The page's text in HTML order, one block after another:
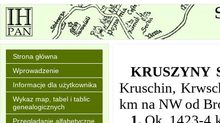
Strona główna
Wprowadzenie
Informacje dla użytkownika
Wykaz map, tabel i tablic
genealogicznych
Przeglądanie alfabetyczne
KRUSZYNY
Kruschin,
km na NW od